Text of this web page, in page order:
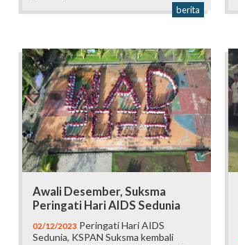
berita
Awali Desember, Suksma
Peringati Hari AIDS Sedunia
02/12/2023 Peringati Hari AIDS
Sedunia, KSPAN Suksma kembali